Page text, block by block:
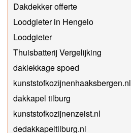
Dakdekker offerte
Loodgieter in Hengelo
Loodgieter
Thuisbatterij Vergelijking
daklekkage spoed
kunststofkozijnenhaaksbergen.nl
dakkapel tilburg
kunststofkozijnenzeist.nl
dedakkapeltilburg.nl